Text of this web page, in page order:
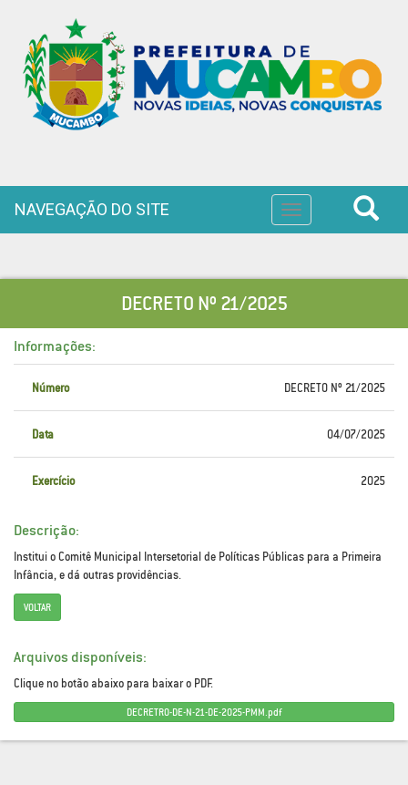
Toggle
navigation
NAVEGAÇÃO DO SITE
DECRETO Nº 21/2025
Informações:
Número DECRETO Nº 21/2025
Data 04/07/2025
Exercício 2025
Descrição:
Institui o Comitê Municipal Intersetorial de Políticas Públicas para a Primeira
Infância, e dá outras providências.
VOLTAR
Arquivos disponíveis:
Clique no botão abaixo para baixar o PDF.
DECRETRO-DE-N-21-DE-2025-PMM.pdf